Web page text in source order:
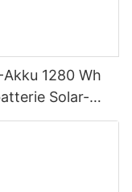
1280 Wh
Solar-